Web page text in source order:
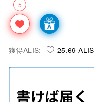
5
獲得ALIS: 25.69 ALIS